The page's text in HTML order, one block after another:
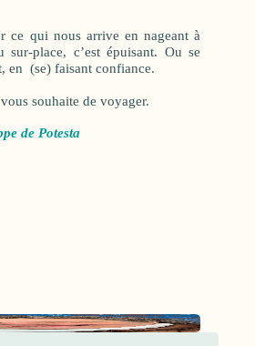
ce qui nous arrive en nageant à
place, c’est épuisant. Ou se
en (se) faisant confiance.
souhaite de voyager.
de Potesta